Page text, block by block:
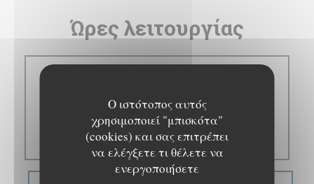
Ο ιστότοπος αυτός
χρησιμοποιεί "μπισκότα"
(cookies) και σας επιτρέπει
να ελέγξετε τι θέλετε να
ενεργοποιήσετε
Ώρες λειτουργίας
08:00 - 22:00